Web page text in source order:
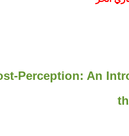
Perception: An